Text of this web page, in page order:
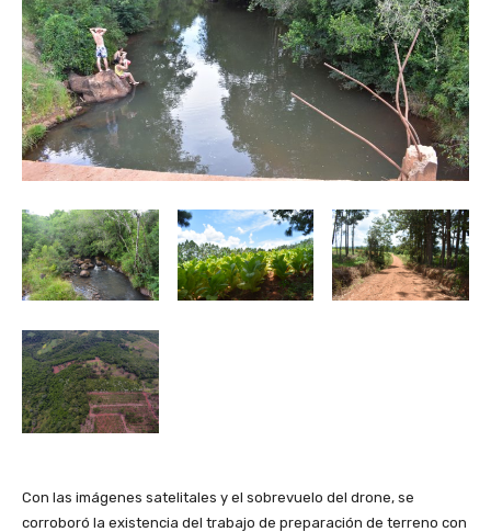
Con las imágenes satelitales y el sobrevuelo del drone, se
corroboró la existencia del trabajo de preparación de terreno con